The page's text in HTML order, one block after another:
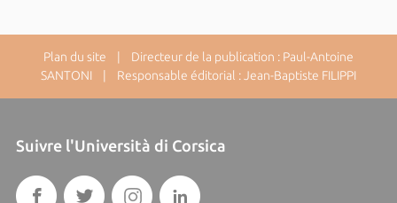
Plan du site | Directeur de la publication : Paul-Antoine
SANTONI | Responsable éditorial : Jean-Baptiste FILIPPI
Suivre l'Università di Corsica